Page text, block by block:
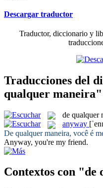
Descargar traductor
Traductor, diccionario y
Traducciones del
qualquer maneira"
de qualquer
anyway
De qualquer maneira, você é
Anyway, you're my friend.
Contextos con